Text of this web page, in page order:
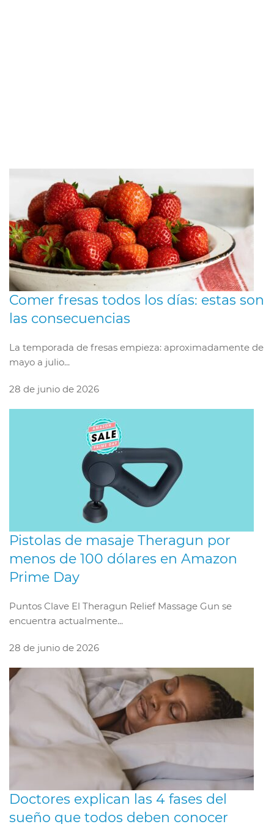
Comer fresas todos los días: estas son
las consecuencias
La temporada de fresas empieza: aproximadamente de
mayo a julio...
28 de junio de 2026
Pistolas de masaje Theragun por
menos de 100 dólares en Amazon
Prime Day
Puntos Clave El Theragun Relief Massage Gun se
encuentra actualmente...
28 de junio de 2026
Doctores explican las 4 fases del
sueño que todos deben conocer